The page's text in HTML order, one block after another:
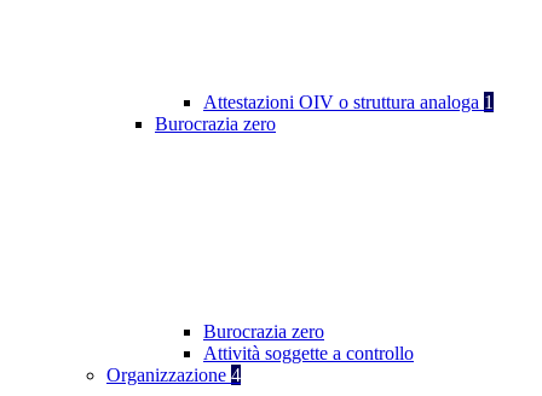
Attestazioni OIV o struttura analoga 1
Burocrazia zero
Burocrazia zero
Attività soggette a controllo
Organizzazione 4